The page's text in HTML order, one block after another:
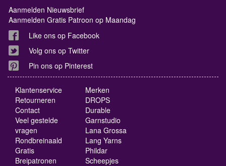
Aanmelden Nieuwsbrief
Aanmelden Gratis Patroon op Maandag
Like ons op Facebook
Volg ons op Twitter
Pin ons op Pinterest
Klantenservice
Retourneren
Contact
Veel gestelde
vragen
Rondbreinaald
Gratis
Breipatronen
Merken
DROPS
Durable
Garnstudio
Lana Grossa
Lang Yarns
Phildar
Scheepjes